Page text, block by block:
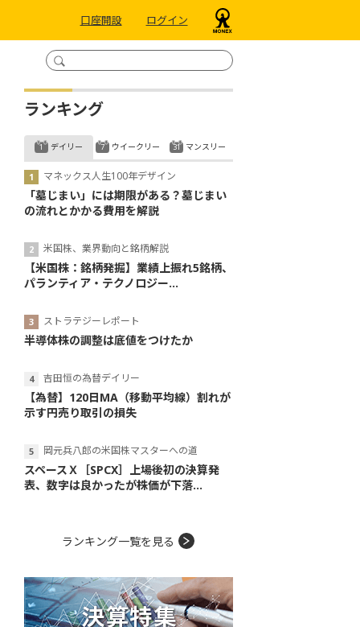
口座開設 ログイン
ランキング
デイリー
マネックス人生100年デザイン
「墓じまい」には期限がある？墓じまい
の流れとかかる費用を解説
米国株、業界動向と銘柄解説
【米国株：銘柄発掘】業績上振れ5銘柄、
パランティア・テクノロジー...
ストラテジーレポート
半導体株の調整は底値をつけたか
吉田恒の為替デイリー
【為替】120日MA（移動平均線）割れが
示す円売り取引の損失
岡元兵八郎の米国株マスターへの道
スペースＸ［SPCX］上場後初の決算発
表、数字は良かったが株価が下落...
ウイークリー マンスリー
ランキング一覧を見る